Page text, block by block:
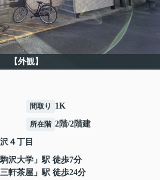
【外観】
間取り 1K
所在階 2階/2階建
４丁目
駒沢大学 」駅 徒歩7分
三軒茶屋 」駅 徒歩24分